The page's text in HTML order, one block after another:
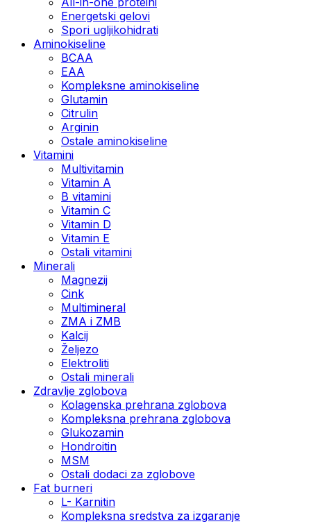
Energetski gelovi
Spori ugljikohidrati
Aminokiseline
BCAA
EAA
Kompleksne aminokiseline
Glutamin
Citrulin
Arginin
Ostale aminokiseline
Vitamini
Multivitamin
Vitamin A
B vitamini
Vitamin C
Vitamin D
Vitamin E
Ostali vitamini
Minerali
Magnezij
Cink
Multimineral
ZMA i ZMB
Kalcij
Željezo
Elektroliti
Ostali minerali
Zdravlje zglobova
Kolagenska prehrana zglobova
Kompleksna prehrana zglobova
Glukozamin
Hondroitin
MSM
Ostali dodaci za zglobove
Fat burneri
L- Karnitin
Kompleksna sredstva za izgaranje